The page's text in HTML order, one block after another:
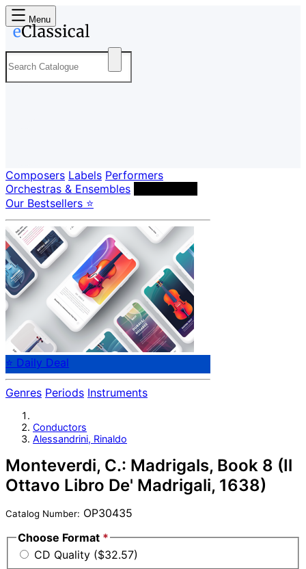
Menu
Composers Labels Performers
Orchestras & Ensembles
Our Bestsellers ⭐
⭐ Daily Deal
Genres Periods Instruments
Conductors
Alessandrini, Rinaldo
Monteverdi, C.: Madrigals, Book 8 (Il
Ottavo Libro De' Madrigali, 1638)
Catalog Number: OP30435
Choose Format *
CD Quality ($32.57)